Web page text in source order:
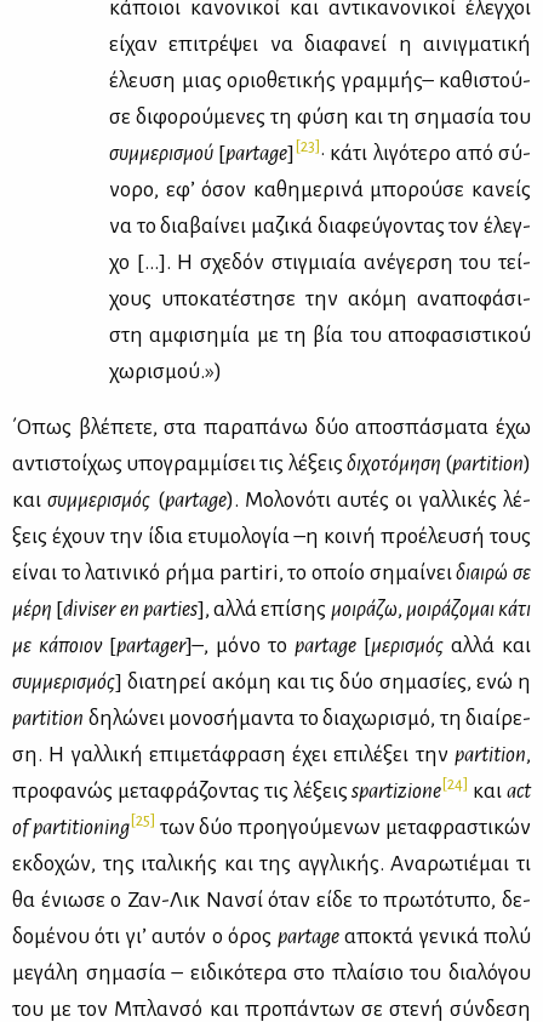
κά­ποιοι κα­νο­νι­κοί και αντι­κα­νο­νι­κοί έλεγ­χοι
εί­χαν επι­τρέ­ψει να δια­φα­νεί η αι­νιγ­μα­τι­κή
έλευ­ση μιας οριο­θε­τι­κής γραμ­μής– κα­θι­στού­
σε δι­φο­ρού­με­νες τη φύ­ση και τη ση­μα­σία του
συμ­με­ρι­σμού [partage][23]· κά­τι λι­γό­τε­ρο από σύ­
νο­ρο, εφ’ όσον κα­θη­με­ρι­νά μπο­ρού­σε κα­νείς
να το δια­βαί­νει μα­ζι­κά δια­φεύ­γο­ντας τον έλεγ­
χο […]. H σχε­δόν στιγ­μιαία ανέ­γερ­ση του τεί­
χους υπο­κα­τέ­στη­σε την ακό­μη ανα­πο­φά­σι­
στη αμ­φι­ση­μία με τη βία του απο­φα­σι­στι­κού
χω­ρι­σμού.»)
΄Oπως βλέ­πε­τε, στα πα­ρα­πά­νω δύο απο­σπά­σμα­τα έχω
αντι­στοί­χως υπο­γραμ­μί­σει τις λέ­ξεις δι­χο­τό­μη­ση (partition)
καισυμ­με­ρι­σμός (partage). Mο­λο­νό­τι αυ­τές οι γαλ­λι­κές λέ­
ξεις έχουν την ίδια ετυ­μο­λο­γία –η κοι­νή προ­έ­λευ­σή τους
εί­ναι το λα­τι­νι­κό ρή­μα partiri, το οποίο ση­μαί­νειδιαι­ρώ σε
μέ­ρη [diviser en parties], αλ­λά επί­σης μοι­ρά­ζω, μοι­ρά­ζο­μαι κά­τι
με κά­ποιον[partager]–, μό­νο το partage [με­ρι­σμός αλ­λά και
συμ­με­ρι­σμός] δια­τη­ρεί ακό­μη και τις δύο ση­μα­σί­ες, ενώ η
partition δη­λώ­νει μο­νο­σή­μα­ντα το δια­χω­ρι­σμό, τη διαί­ρε­
ση. H γαλ­λι­κή επι­με­τά­φρα­ση έχει επι­λέ­ξει την partition,
προ­φα­νώς με­τα­φρά­ζο­ντας τις λέ­ξειςspartizione[24] καιact
of partitioning[25] των δύο προη­γού­με­νων με­τα­φρα­στι­κών
εκ­δο­χών, της ιτα­λι­κής και της αγ­γλι­κής. Aνα­ρω­τιέ­μαι τι
θα ένιω­σε ο Ζαν-Λικ Nαν­σί όταν εί­δε το πρω­τό­τυ­πο, δε­
δο­μέ­νου ότι γι’ αυ­τόν ο όρος partageαπο­κτά γε­νι­κά πο­λύ
με­γά­λη ση­μα­σία – ει­δι­κό­τε­ρα στο πλαί­σιο του δια­λό­γου
του με τον Mπλαν­σό και προ­πά­ντων σε στε­νή σύν­δε­ση